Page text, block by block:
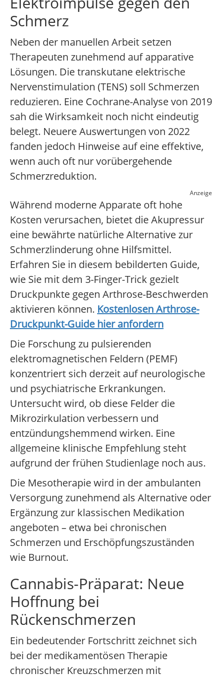
Schmerz
Neben der manuellen Arbeit setzen
Therapeuten zunehmend auf apparative
Lösungen. Die transkutane elektrische
Nervenstimulation (TENS) soll Schmerzen
reduzieren. Eine Cochrane-Analyse von 2019
sah die Wirksamkeit noch nicht eindeutig
belegt. Neuere Auswertungen von 2022
fanden jedoch Hinweise auf eine effektive,
wenn auch oft nur vorübergehende
Schmerzreduktion.
Anzeige
Während moderne Apparate oft hohe
Kosten verursachen, bietet die Akupressur
eine bewährte natürliche Alternative zur
Schmerzlinderung ohne Hilfsmittel.
Erfahren Sie in diesem bebilderten Guide,
wie Sie mit dem 3-Finger-Trick gezielt
Druckpunkte gegen Arthrose-Beschwerden
aktivieren können. Kostenlosen Arthrose-
Druckpunkt-Guide hier anfordern
Die Forschung zu pulsierenden
elektromagnetischen Feldern (PEMF)
konzentriert sich derzeit auf neurologische
und psychiatrische Erkrankungen.
Untersucht wird, ob diese Felder die
Mikrozirkulation verbessern und
entzündungshemmend wirken. Eine
allgemeine klinische Empfehlung steht
aufgrund der frühen Studienlage noch aus.
Die Mesotherapie wird in der ambulanten
Versorgung zunehmend als Alternative oder
Ergänzung zur klassischen Medikation
angeboten – etwa bei chronischen
Schmerzen und Erschöpfungszuständen
wie Burnout.
Cannabis-Präparat: Neue
Hoffnung bei
Rückenschmerzen
Ein bedeutender Fortschritt zeichnet sich
bei der medikamentösen Therapie
chronischer Kreuzschmerzen mit